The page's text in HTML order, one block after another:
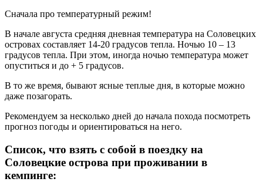
Сначала про температурный режим!
В начале августа средняя дневная температура на Соловецких
островах составляет 14-20 градусов тепла. Ночью 10 – 13
градусов тепла. При этом, иногда ночью температура может
опуститься и до + 5 градусов.
В то же время, бывают ясные теплые дня, в которые можно
даже позагорать.
Рекомендуем за несколько дней до начала похода посмотреть
прогноз погоды и ориентироваться на него.
Список, что взять с собой в поездку на
Соловецкие острова при проживании в
кемпинге: